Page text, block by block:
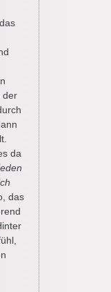
der
da
das